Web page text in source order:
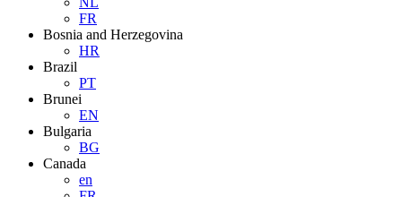
FR
Bosnia and Herzegovina
HR
Brazil
PT
Brunei
EN
Bulgaria
BG
Canada
en